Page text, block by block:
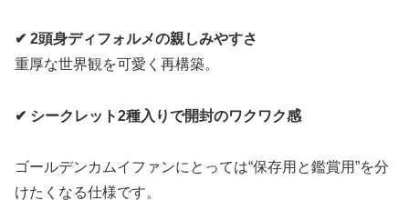
✔ 2頭身ディフォルメの親しみやすさ
重厚な世界観を可愛く再構築。
✔ シークレット2種入りで開封のワクワク感
ゴールデンカムイファンにとっては“保存用と鑑賞用”を分
けたくなる仕様です。